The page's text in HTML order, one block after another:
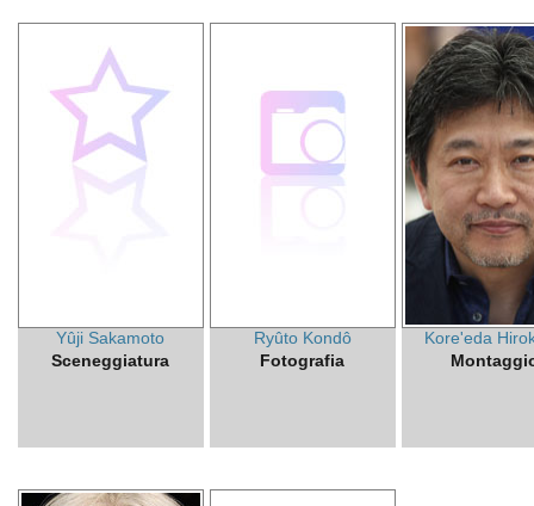
Yûji Sakamoto
Sceneggiatura
Ryûto Kondô
Fotografia
Kore'eda